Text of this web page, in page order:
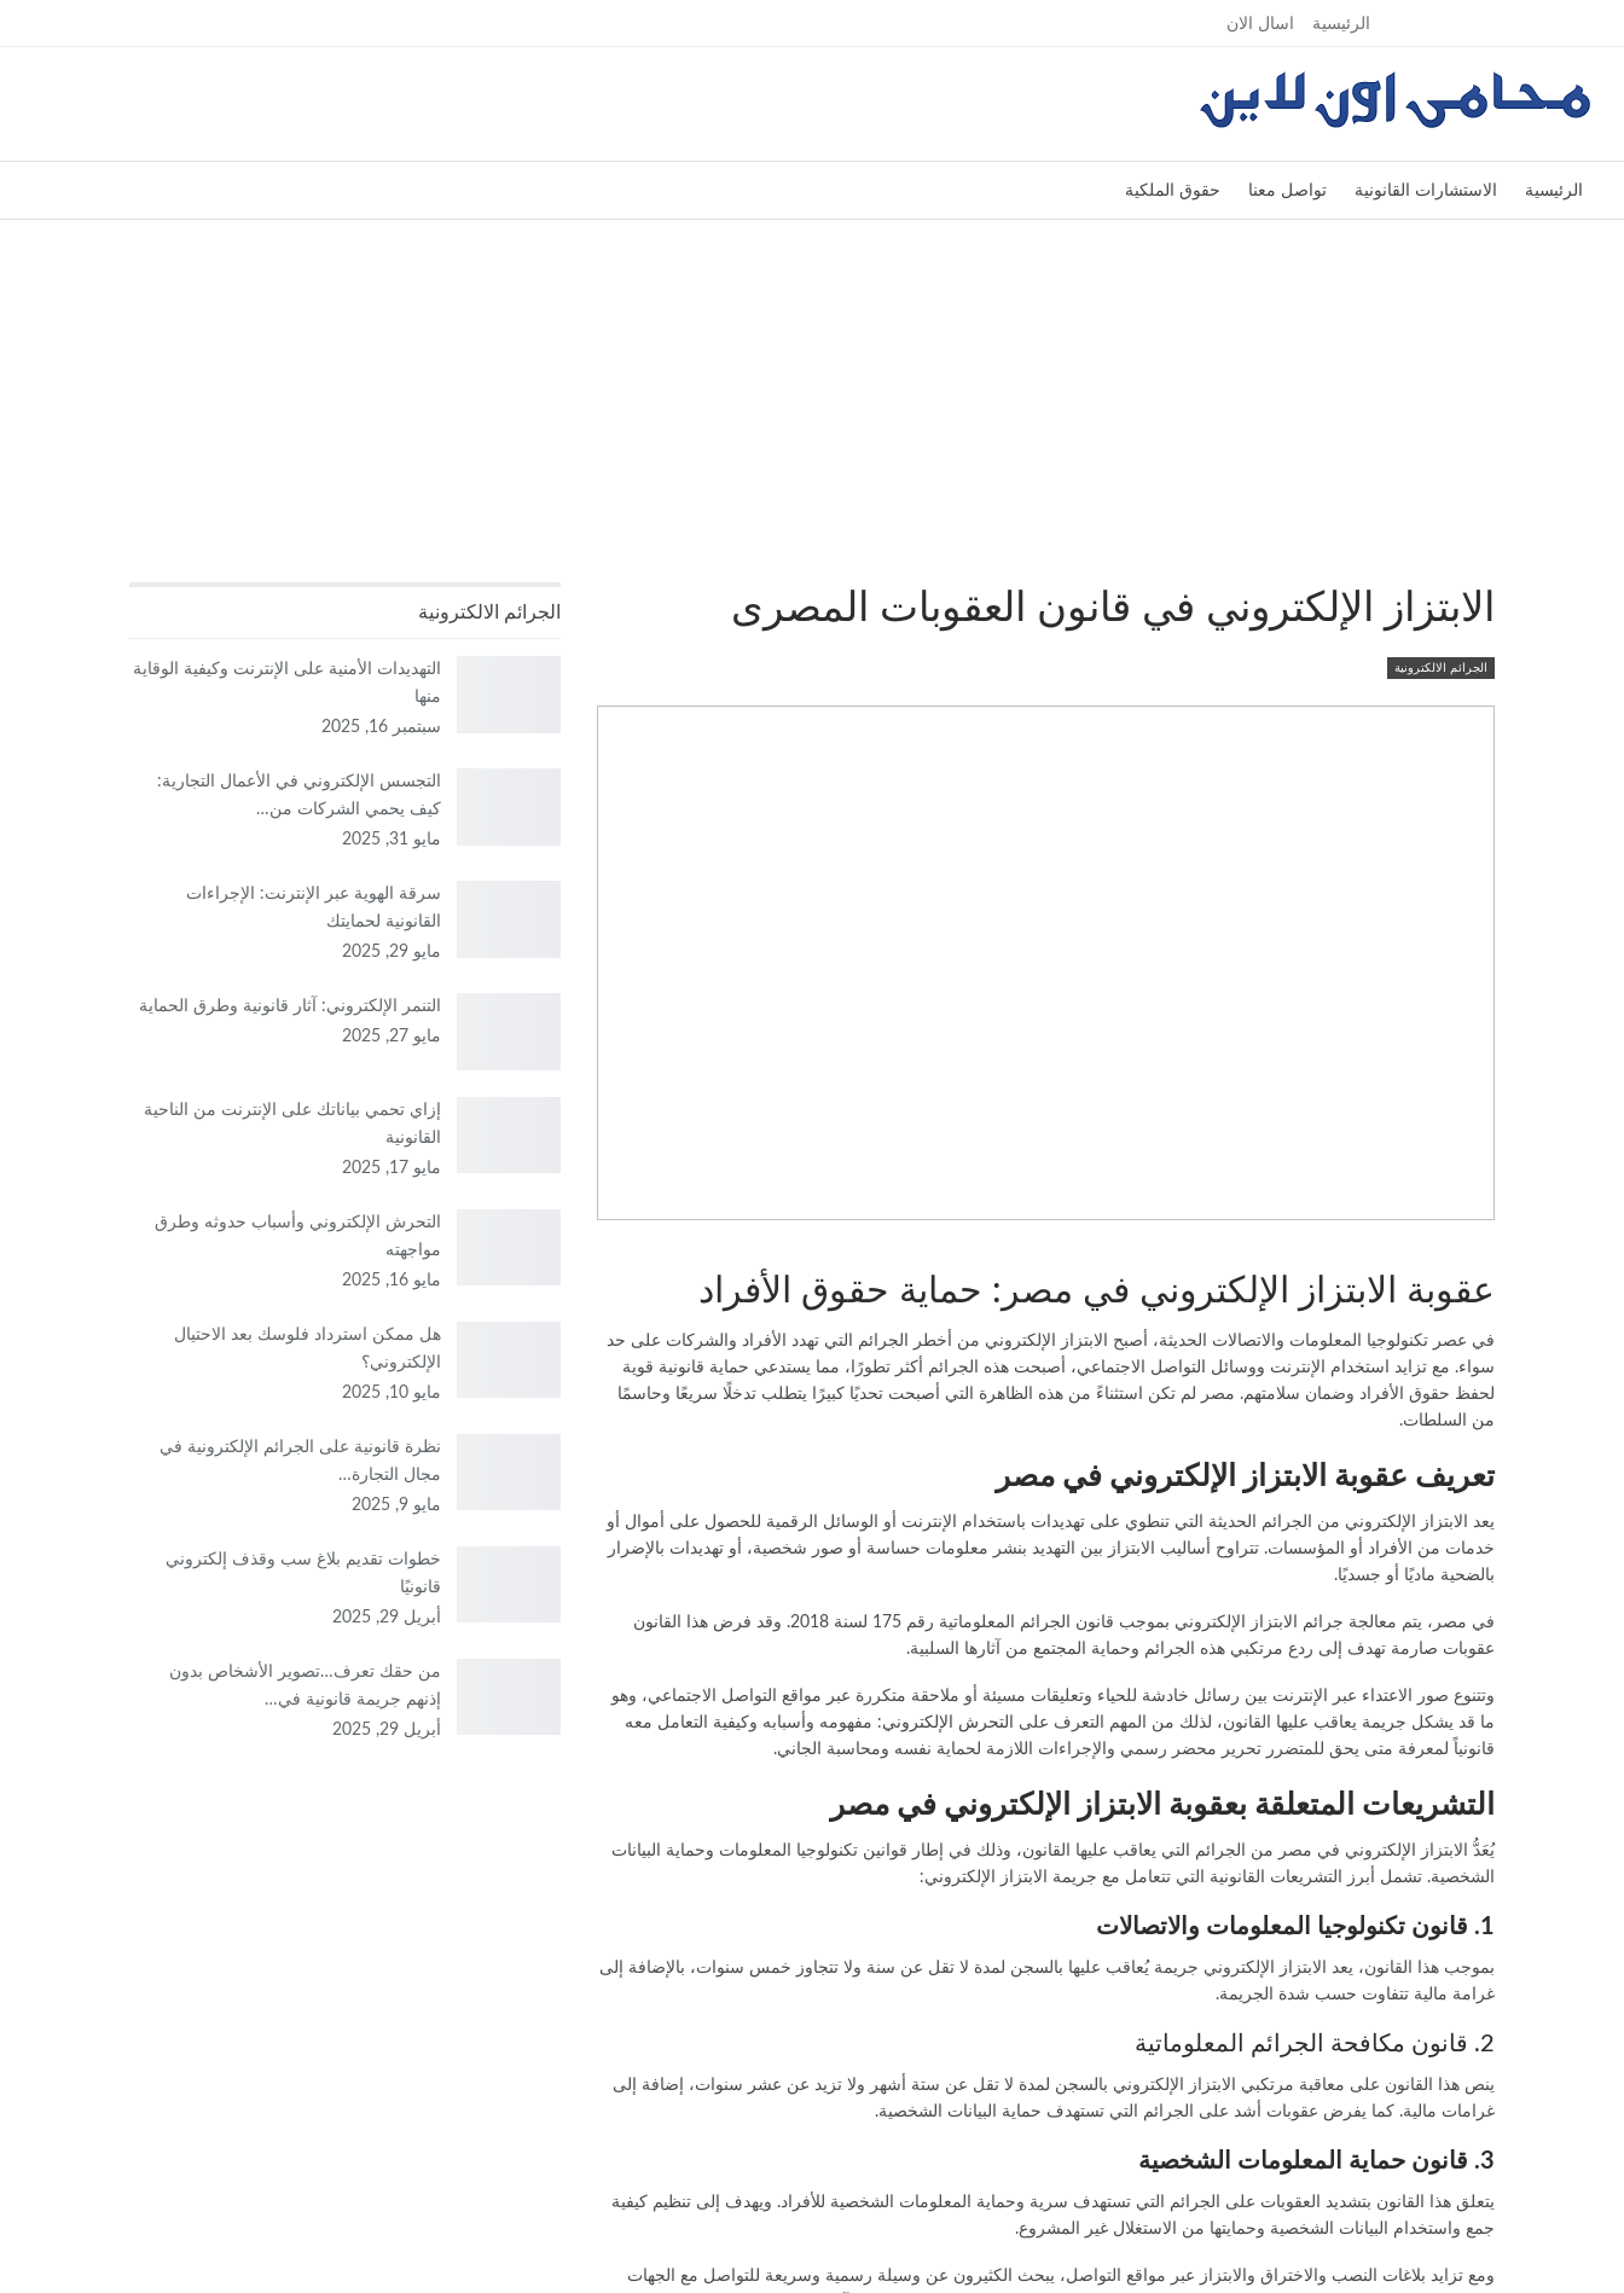
الرئيسية اسال الان
الرئيسية الاستشارات القانونية تواصل معنا حقوق الملكية
الابتزاز الإلكتروني في قانون العقوبات المصرى
الجرائم الالكترونية
عقوبة الابتزاز الإلكتروني في مصر: حماية حقوق الأفراد
في عصر تكنولوجيا المعلومات والاتصالات الحديثة، أصبح الابتزاز الإلكتروني من أخطر الجرائم التي تهدد الأفراد والشركات على حد
سواء. مع تزايد استخدام الإنترنت ووسائل التواصل الاجتماعي، أصبحت هذه الجرائم أكثر تطورًا، مما يستدعي حماية قانونية قوية
لحفظ حقوق الأفراد وضمان سلامتهم. مصر لم تكن استثناءً من هذه الظاهرة التي أصبحت تحديًا كبيرًا يتطلب تدخلًا سريعًا وحاسمًا
من السلطات.
تعريف عقوبة الابتزاز الإلكتروني في مصر
يعد الابتزاز الإلكتروني من الجرائم الحديثة التي تنطوي على تهديدات باستخدام الإنترنت أو الوسائل الرقمية للحصول على أموال أو
خدمات من الأفراد أو المؤسسات. تتراوح أساليب الابتزاز بين التهديد بنشر معلومات حساسة أو صور شخصية، أو تهديدات بالإضرار
بالضحية ماديًا أو جسديًا.
في مصر، يتم معالجة جرائم الابتزاز الإلكتروني بموجب قانون الجرائم المعلوماتية رقم 175 لسنة 2018. وقد فرض هذا القانون
عقوبات صارمة تهدف إلى ردع مرتكبي هذه الجرائم وحماية المجتمع من آثارها السلبية.
وتتنوع صور الاعتداء عبر الإنترنت بين رسائل خادشة للحياء وتعليقات مسيئة أو ملاحقة متكررة عبر مواقع التواصل الاجتماعي، وهو
ما قد يشكل جريمة يعاقب عليها القانون، لذلك من المهم التعرف على
التحرش الإلكتروني: مفهومه وأسبابه وكيفية التعامل معه
قانونياً لمعرفة متى يحق للمتضرر تحرير محضر رسمي والإجراءات اللازمة لحماية نفسه ومحاسبة الجاني.
التشريعات المتعلقة بعقوبة الابتزاز الإلكتروني في مصر
يُعَدُّ الابتزاز الإلكتروني في مصر من الجرائم التي يعاقب عليها القانون، وذلك في إطار قوانين تكنولوجيا المعلومات وحماية البيانات
الشخصية. تشمل أبرز التشريعات القانونية التي تتعامل مع جريمة الابتزاز الإلكتروني:
1. قانون تكنولوجيا المعلومات والاتصالات
بموجب هذا القانون، يعد الابتزاز الإلكتروني جريمة يُعاقب عليها بالسجن لمدة لا تقل عن سنة ولا تتجاوز خمس سنوات، بالإضافة إلى
غرامة مالية تتفاوت حسب شدة الجريمة.
2. قانون مكافحة الجرائم المعلوماتية
ينص هذا القانون على معاقبة مرتكبي الابتزاز الإلكتروني بالسجن لمدة لا تقل عن ستة أشهر ولا تزيد عن عشر سنوات، إضافة إلى
غرامات مالية. كما يفرض عقوبات أشد على الجرائم التي تستهدف حماية البيانات الشخصية.
3. قانون حماية المعلومات الشخصية
يتعلق هذا القانون بتشديد العقوبات على الجرائم التي تستهدف سرية وحماية المعلومات الشخصية للأفراد. ويهدف إلى تنظيم كيفية
جمع واستخدام البيانات الشخصية وحمايتها من الاستغلال غير المشروع.
ومع تزايد بلاغات النصب والاختراق والابتزاز عبر مواقع التواصل، يبحث الكثيرون عن وسيلة رسمية وسريعة للتواصل مع الجهات
الجرائم الالكترونية
التهديدات الأمنية على الإنترنت وكيفية الوقاية
منها
سبتمبر 16, 2025
التجسس الإلكتروني في الأعمال التجارية:
كيف يحمي الشركات من…
مايو 31, 2025
سرقة الهوية عبر الإنترنت: الإجراءات
القانونية لحمايتك
مايو 29, 2025
التنمر الإلكتروني: آثار قانونية وطرق الحماية
مايو 27, 2025
إزاي تحمي بياناتك على الإنترنت من الناحية
القانونية
مايو 17, 2025
التحرش الإلكتروني وأسباب حدوثه وطرق
مواجهته
مايو 16, 2025
هل ممكن استرداد فلوسك بعد الاحتيال
الإلكتروني؟
مايو 10, 2025
نظرة قانونية على الجرائم الإلكترونية في
مجال التجارة…
مايو 9, 2025
خطوات تقديم بلاغ سب وقذف إلكتروني
قانونيًا
أبريل 29, 2025
من حقك تعرف…تصوير الأشخاص بدون
إذنهم جريمة قانونية في…
أبريل 29, 2025